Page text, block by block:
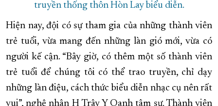
truyền thống thôn Hòn Lay biểu diễn.
Hiện nay, đội có sự tham gia của những thành viên
trẻ tuổi, vừa mang đến những làn gió mới, vừa có
người kế cận. “Bây giờ, có thêm một số thành viên
trẻ tuổi để chúng tôi có thể trao truyền, chỉ dạy
những làn điệu, cách thức biểu diễn nhạc cụ nên rất
vui”, nghệ nhân H Trây Y Oanh tâm sự. Thành viên